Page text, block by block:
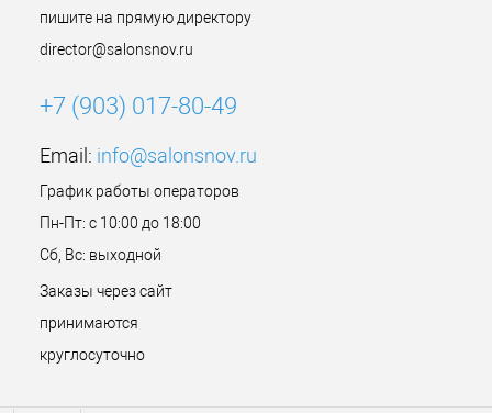
пишите на прямую директору
director@salonsnov.ru
+7 (903) 017-80-49
Email: info@salonsnov.ru
График работы операторов
Пн-Пт: с 10:00 до 18:00
Сб, Вс: выходной
Заказы через сайт
принимаются
круглосуточно